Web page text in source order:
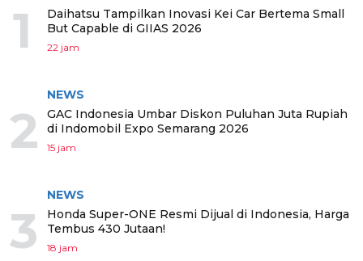
1
Daihatsu Tampilkan Inovasi Kei Car Bertema Small
But Capable di GIIAS 2026
22 jam
2
NEWS
GAC Indonesia Umbar Diskon Puluhan Juta Rupiah
di Indomobil Expo Semarang 2026
15 jam
3
NEWS
Honda Super-ONE Resmi Dijual di Indonesia, Harga
Tembus 430 Jutaan!
18 jam